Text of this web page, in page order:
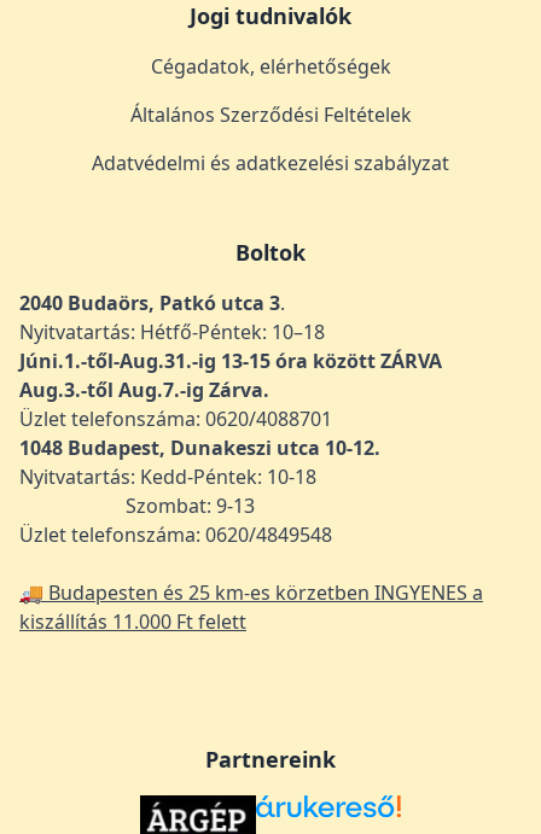
Jogi tudnivalók
Cégadatok, elérhetőségek
Általános Szerződési Feltételek
Adatvédelmi és adatkezelési szabályzat
Boltok
2040 Budaörs, Patkó utca 3.
Nyitvatartás: Hétfő-Péntek: 10–18
Júni.1.-től-Aug.31.-ig 13-15 óra között ZÁRVA
Aug.3.-től Aug.7.-ig Zárva.
Üzlet telefonszáma: 0620/4088701
1048 Budapest, Dunakeszi utca 10-12.
Nyitvatartás: Kedd-Péntek: 10-18
Szombat: 9-13
Üzlet telefonszáma: 0620/4849548
🚚 Budapesten és 25 km-es körzetben INGYENES a
kiszállítás 11.000 Ft felett
Partnereink